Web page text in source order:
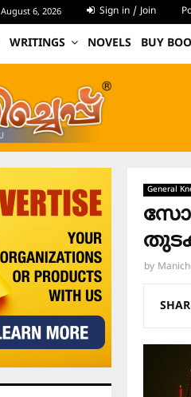
August 6, 2026 Sign in / Join
WRITINGS NOVELS BUY
General
by